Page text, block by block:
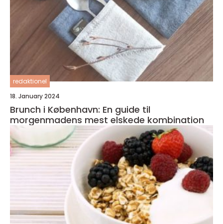
redaktionel
18. January 2024
Brunch i København: En guide til
morgenmadens mest elskede kombination